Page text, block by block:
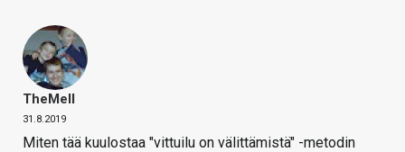
TheMeII
31.8.2019
Miten tää kuulostaa "vittuilu on välittämistä" -metodin